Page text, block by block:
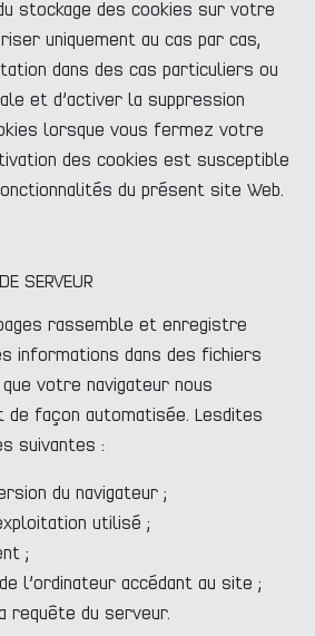
stockage des cookies sur votre
uniquement au cas par cas,
dans des cas particuliers ou
et d’activer la suppression
lorsque vous fermez votre
des cookies est susceptible
du présent site Web.
SERVEUR
rassemble et enregistre
informations dans des fichiers
votre navigateur nous
façon automatisée. Lesdites
suivantes :
du navigateur ;
utilisé ;
;
l’ordinateur accédant au site ;
requête du serveur.